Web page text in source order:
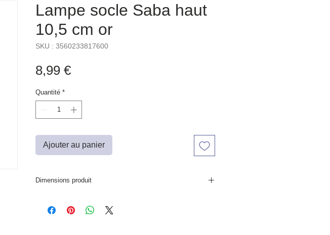
Lampe socle Saba haut
10,5 cm or
SKU : 3560233817600
8,99 €Prix
Quantité *
Ajouter au panier
Dimensions produit